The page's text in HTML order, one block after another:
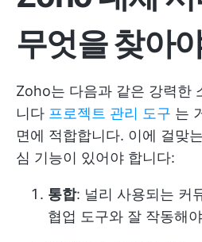
무엇을 찾아
Zoho는 다음과 같은 강력한
니다 프로젝트 관리 도구 는
면에 적합합니다. 이에 걸맞
심 기능이 있어야 합니다:
통합: 널리 사용되는 커
협업 도구와 잘 작동해